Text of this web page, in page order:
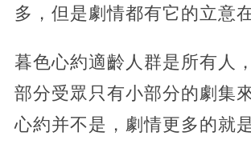
多，但是劇情都有它的立意在
暮色心約適齡人群是所有人
部分受眾只有小部分的劇集
心約并不是，劇情更多的就